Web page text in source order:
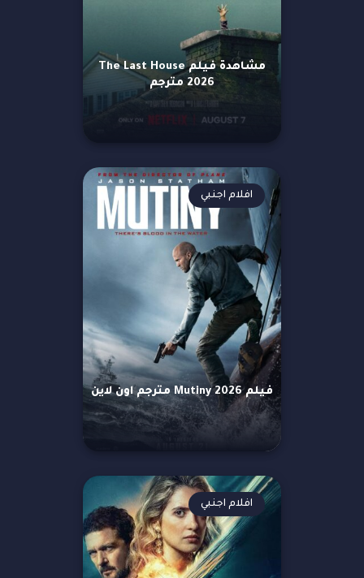
مشاهدة فيلم The Last House
2026 مترجم
فيلم Mutiny 2026 مترجم اون لاين
افلام اجنبي
افلام اجنبي